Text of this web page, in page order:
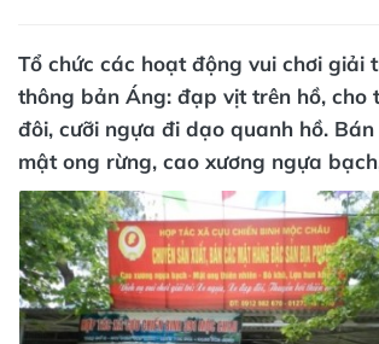
Tổ chức các hoạt động vui chơi giải
thông bản Áng: đạp vịt trên hồ, cho
đôi, cưỡi ngựa đi dạo quanh hồ.
mật ong rừng, cao xương ngựa